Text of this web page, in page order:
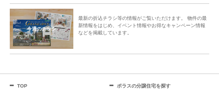
今週のチラシ
最新の折込チラシ等の情報がご覧いただけます。 物件の最
新情報をはじめ、イベント情報やお得なキャンペーン情報
などを掲載しています。
TOP ポラスの分譲住宅を探す